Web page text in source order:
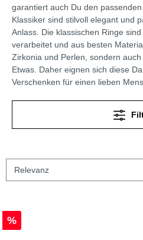
garantiert auch Du den
Klassiker sind stilvoll elegant und
Anlass. Die klassischen Ringe
verarbeitet und aus besten
Zirkonia und Perlen, sondern
Etwas. Daher eignen sich diese
Verschenken für einen lieben
%